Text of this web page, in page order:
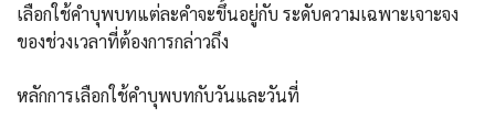
เลือกใช้คำบุพบทแต่ละคำจะขึ้นอยู่กับ ระดับความเฉพาะเจาะจง
ของช่วงเวลาที่ต้องการกล่าวถึง
หลักการเลือกใช้คำบุพบทกับวันและวันที่